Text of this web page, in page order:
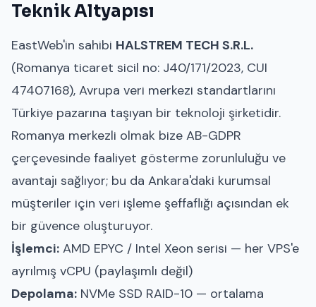
Teknik Altyapısı
EastWeb'in sahibi HALSTREM TECH S.R.L.
(Romanya ticaret sicil no: J40/171/2023, CUI
47407168), Avrupa veri merkezi standartlarını
Türkiye pazarına taşıyan bir teknoloji şirketidir.
Romanya merkezli olmak bize AB-GDPR
çerçevesinde faaliyet gösterme zorunluluğu ve
avantajı sağlıyor; bu da Ankara'daki kurumsal
müşteriler için veri işleme şeffaflığı açısından ek
bir güvence oluşturuyor.
İşlemci: AMD EPYC / Intel Xeon serisi — her VPS'e
ayrılmış vCPU (paylaşımlı değil)
Depolama: NVMe SSD RAID-10 — ortalama